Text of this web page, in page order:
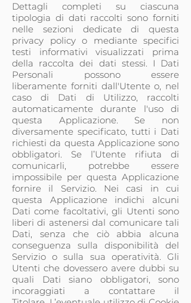
Dettagli completi su ciascuna
tipologia di dati raccolti sono forniti
nelle sezioni dedicate di questa
privacy policy o mediante specifici
testi informativi visualizzati prima
della raccolta dei dati stessi. I Dati
Personali possono essere
liberamente forniti dall'Utente o, nel
caso di Dati di Utilizzo, raccolti
automaticamente durante l'uso di
questa Applicazione. Se non
diversamente specificato, tutti i Dati
richiesti da questa Applicazione sono
obbligatori. Se l’Utente rifiuta di
comunicarli, potrebbe essere
impossibile per questa Applicazione
fornire il Servizio. Nei casi in cui
questa Applicazione indichi alcuni
Dati come facoltativi, gli Utenti sono
liberi di astenersi dal comunicare tali
Dati, senza che ciò abbia alcuna
conseguenza sulla disponibilità del
Servizio o sulla sua operatività. Gli
Utenti che dovessero avere dubbi su
quali Dati siano obbligatori, sono
incoraggiati a contattare il